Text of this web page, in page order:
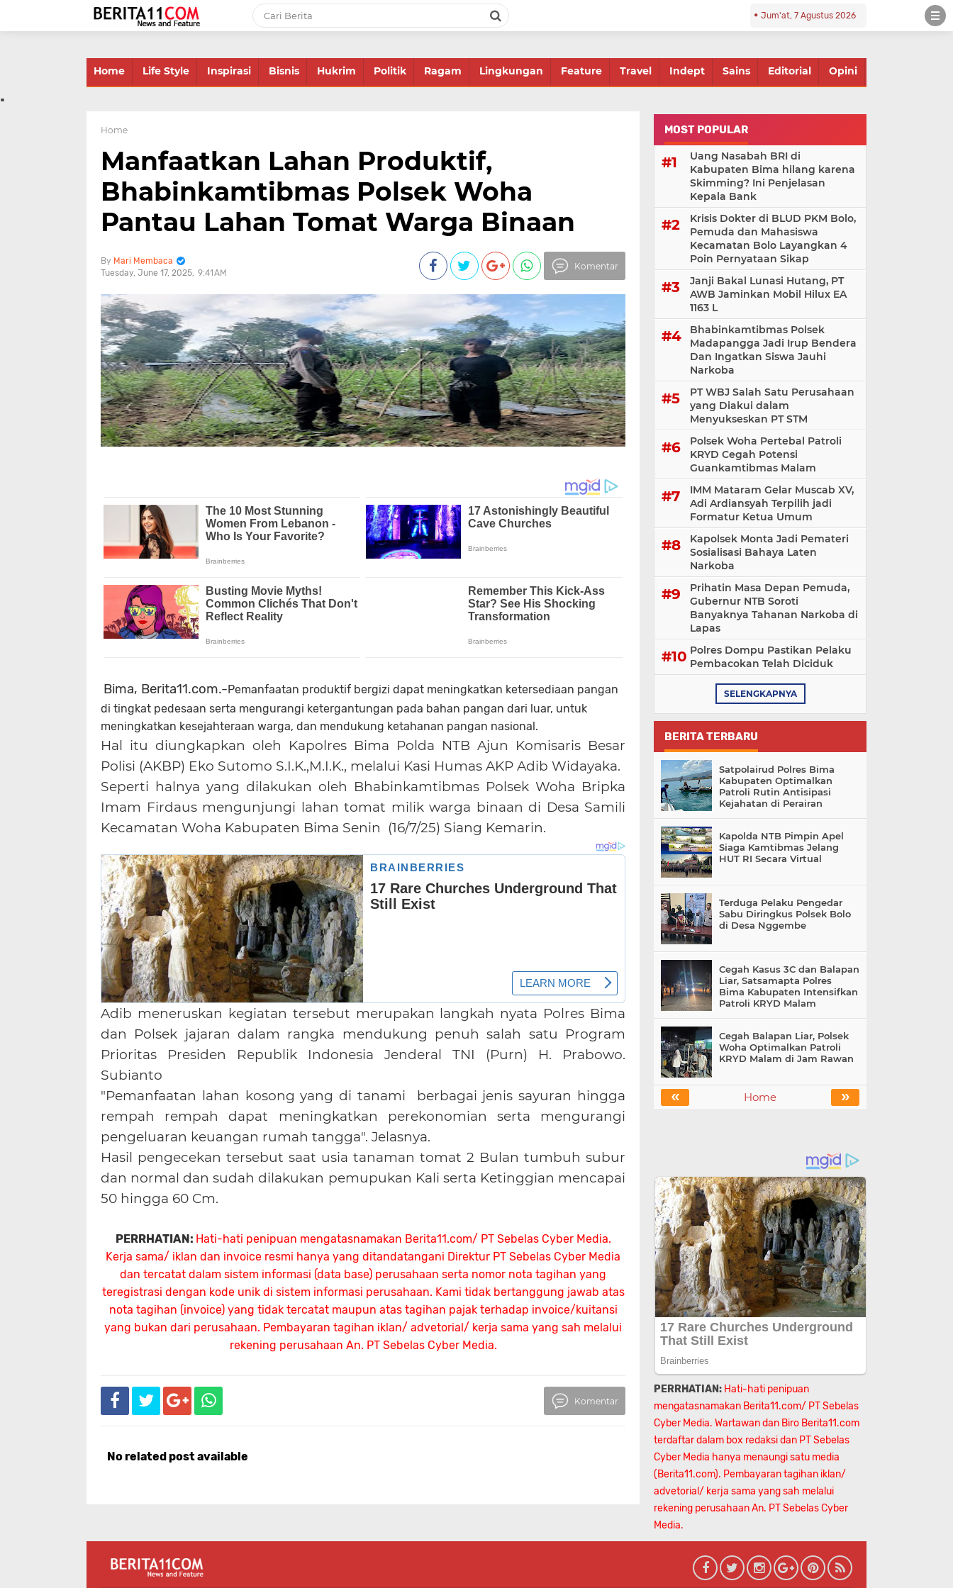
Jum'at, 7 Agustus 2026
Home Life Style Inspirasi Bisnis Hukrim Politik Ragam Lingkungan Feature Travel Indept Sains Editorial Opini
.
Home
Manfaatkan Lahan Produktif,
Bhabinkamtibmas Polsek Woha
Pantau Lahan Tomat Warga Binaan
Mari Membaca
Tuesday, June 17, 2025 9:41 AM
Komentar
Bima, Berita11.com.-Pemanfaatan produktif bergizi dapat meningkatkan ketersediaan pangan
di tingkat pedesaan serta mengurangi ketergantungan pada bahan pangan dari luar, untuk
meningkatkan kesejahteraan warga, dan mendukung ketahanan pangan nasional.
Hal itu diungkapkan oleh Kapolres Bima Polda NTB Ajun Komisaris Besar
Polisi (AKBP) Eko Sutomo S.I.K.,M.I.K., melalui Kasi Humas AKP Adib Widayaka.
Seperti halnya yang dilakukan oleh Bhabinkamtibmas Polsek Woha Bripka
Imam Firdaus mengunjungi lahan tomat milik warga binaan di Desa Samili
Kecamatan Woha Kabupaten Bima Senin
(16/7/25) Siang Kemarin.
Adib meneruskan kegiatan tersebut merupakan langkah nyata Polres Bima
dan Polsek jajaran dalam rangka mendukung penuh salah satu Program
Prioritas Presiden Republik Indonesia Jenderal TNI (Purn) H. Prabowo.
Subianto
"Pemanfaatan lahan kosong yang di tanami berbagai jenis sayuran hingga
rempah rempah dapat meningkatkan perekonomian serta mengurangi
pengeluaran keuangan rumah tangga". Jelasnya.
Hasil pengecekan tersebut saat usia tanaman tomat 2 Bulan tumbuh subur
dan normal dan sudah dilakukan pemupukan Kali serta Ketinggian mencapai
50 hingga 60 Cm.
PERRHATIAN: Hati-hati penipuan mengatasnamakan Berita11.com/ PT Sebelas Cyber Media.
Kerja sama/ iklan dan invoice resmi hanya yang ditandatangani Direktur PT Sebelas Cyber Media
dan tercatat dalam sistem informasi (data base) perusahaan serta nomor nota tagihan yang
teregistrasi dengan kode unik di sistem informasi perusahaan. Kami tidak bertanggung jawab atas
nota tagihan (invoice) yang tidak tercatat maupun atas tagihan pajak terhadap invoice/kuitansi
yang bukan dari perusahaan. Pembayaran tagihan iklan/ advetorial/ kerja sama yang sah melalui
rekening perusahaan An. PT Sebelas Cyber Media.
Komentar
No related post available
MOST POPULAR
Uang Nasabah BRI di
Kabupaten Bima hilang karena
Skimming? Ini Penjelasan
Kepala Bank
Krisis Dokter di BLUD PKM Bolo,
Pemuda dan Mahasiswa
Kecamatan Bolo Layangkan 4
Poin Pernyataan Sikap
Janji Bakal Lunasi Hutang, PT
AWB Jaminkan Mobil Hilux EA
1163 L
Bhabinkamtibmas Polsek
Madapangga Jadi Irup Bendera
Dan Ingatkan Siswa Jauhi
Narkoba
PT WBJ Salah Satu Perusahaan
yang Diakui dalam
Menyukseskan PT STM
Polsek Woha Pertebal Patroli
KRYD Cegah Potensi
Guankamtibmas Malam
IMM Mataram Gelar Muscab XV,
Adi Ardiansyah Terpilih jadi
Formatur Ketua Umum
Kapolsek Monta Jadi Pemateri
Sosialisasi Bahaya Laten
Narkoba
Prihatin Masa Depan Pemuda,
Gubernur NTB Soroti
Banyaknya Tahanan Narkoba di
Lapas
Polres Dompu Pastikan Pelaku
Pembacokan Telah Diciduk
SELENGKAPNYA
BERITA TERBARU
Satpolairud Polres Bima
Kabupaten Optimalkan
Patroli Rutin Antisipasi
Kejahatan di Perairan
Kapolda NTB Pimpin Apel
Siaga Kamtibmas Jelang
HUT RI Secara Virtual
Terduga Pelaku Pengedar
Sabu Diringkus Polsek Bolo
di Desa Nggembe
Cegah Kasus 3C dan Balapan
Liar, Satsamapta Polres
Bima Kabupaten Intensifkan
Patroli KRYD Malam
Cegah Balapan Liar, Polsek
Woha Optimalkan Patroli
KRYD Malam di Jam Rawan
« »
Home
PERRHATIAN: Hati-hati penipuan
mengatasnamakan Berita11.com/ PT Sebelas
Cyber Media. Wartawan dan Biro Berita11.com
terdaftar dalam box redaksi dan PT Sebelas
Cyber Media hanya menaungi satu media
(Berita11.com). Pembayaran tagihan iklan/
advetorial/ kerja sama yang sah melalui
rekening perusahaan An. PT Sebelas Cyber
Media.